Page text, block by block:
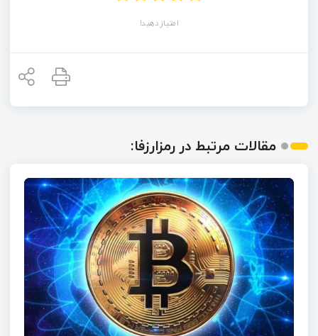
امتیاز دهید!
مقالات مرتبط در رمزارزفا: